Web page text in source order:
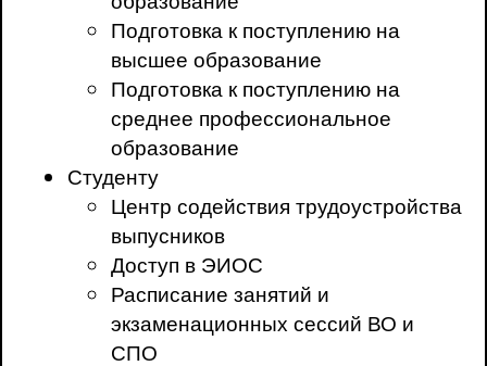
Подготовка к поступлению на
высшее образование
Подготовка к поступлению на
среднее профессиональное
образование
Студенту
Центр содействия трудоустройства
выпусников
Доступ в ЭИОС
Расписание занятий и
экзаменационных сессий ВО и
СПО